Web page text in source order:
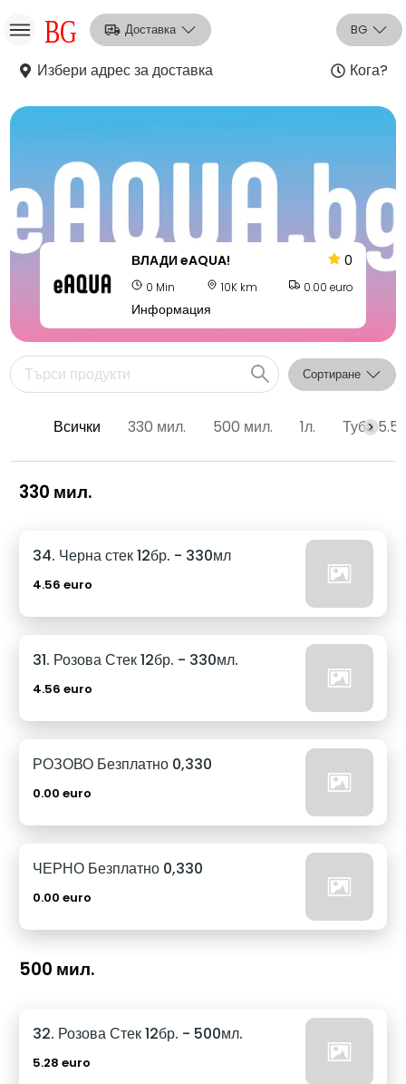
НО
Регистрация
Доставка BG
Избери адрес за доставка Кога?
ВЛАДИ eAQUA! 0
0 Min 10K km 0.00 euro
Информация
Сортиране
Всички 330 мил. 500 мил. 1л. Туба
330 мил.
34. Черна стек 12бр. - 330мл
4.56 euro
31. Розова Стек 12бр. - 330мл.
4.56 euro
РОЗОВО Безплатно 0,330
0.00 euro
ЧЕРНО Безплатно 0,330
0.00 euro
500 мил.
32. Розова Стек 12бр. - 500мл.
5.28 euro